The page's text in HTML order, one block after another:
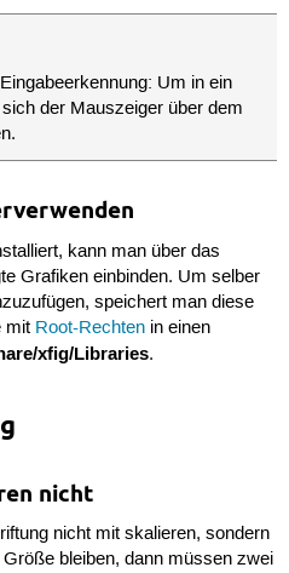
Um in ein
der Mauszeiger über dem
kann man über das
Grafiken einbinden. Um selber
speichert man diese
mit Root-Rechtenin einen
xfig/Libraries.
nicht
nicht mit skalieren, sondern
bleiben, dann müssen zwei